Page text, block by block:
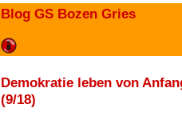
Blog GS Bozen Gries
Demokratie leben von
(9/18)